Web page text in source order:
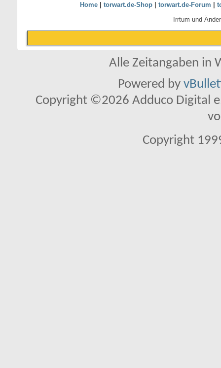
Home| torwart.de-Shop| torwart.de-Forum
Irrtum und
Alle Zeitangaben in
Powered by
Copyright ©2026 Adduco Digital
Copyright